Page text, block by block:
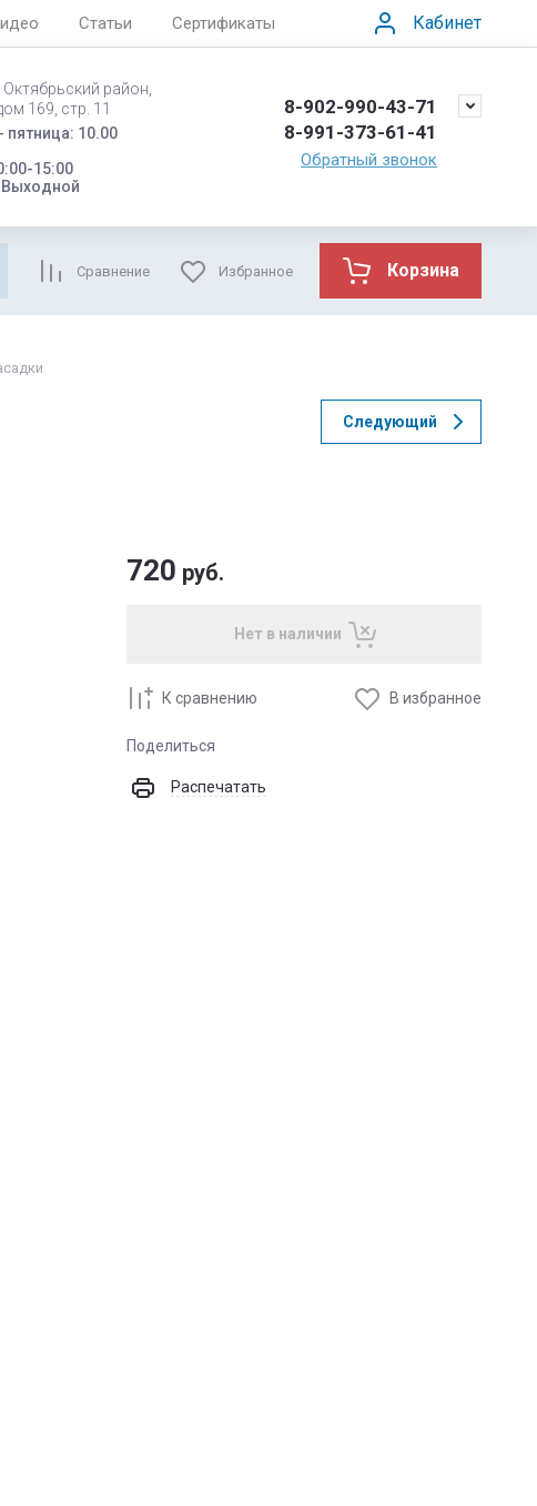
Статьи Сертификаты Кабинет
район,
169, стр. 11
10.00
15:00
Выходной
8-902-990-43-71
8-991-373-61-41
Обратный звонок
Сравнение Избранное Корзина
Следующий
720 руб.
Нет в наличии
К сравнению В избранное
Поделиться
Распечатать